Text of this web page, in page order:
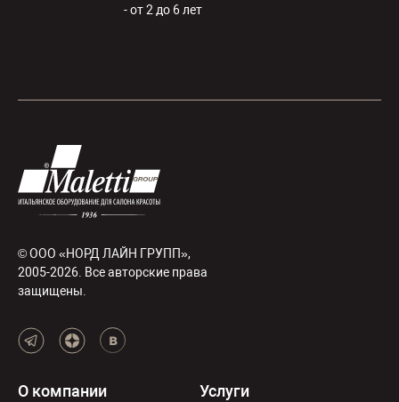
- от 2 до 6 лет
© ООО «НОРД ЛАЙН ГРУПП»,
2005-2026. Все авторские права
защищены.
О компании Услуги